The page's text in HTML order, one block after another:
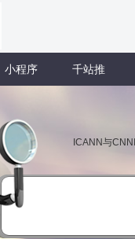
小程序 千站推
ICANN与